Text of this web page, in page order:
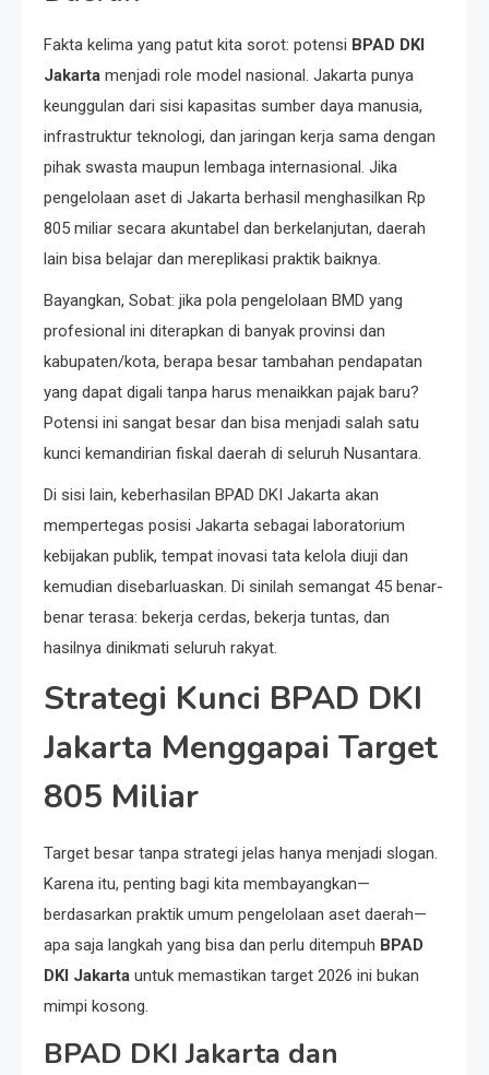
Fakta kelima yang patut kita sorot: potensi BPAD DKI
Jakarta menjadi role model nasional. Jakarta punya
keunggulan dari sisi kapasitas sumber daya manusia,
infrastruktur teknologi, dan jaringan kerja sama dengan
pihak swasta maupun lembaga internasional. Jika
pengelolaan aset di Jakarta berhasil menghasilkan Rp
805 miliar secara akuntabel dan berkelanjutan, daerah
lain bisa belajar dan mereplikasi praktik baiknya.
Bayangkan, Sobat: jika pola pengelolaan BMD yang
profesional ini diterapkan di banyak provinsi dan
kabupaten/kota, berapa besar tambahan pendapatan
yang dapat digali tanpa harus menaikkan pajak baru?
Potensi ini sangat besar dan bisa menjadi salah satu
kunci kemandirian fiskal daerah di seluruh Nusantara.
Di sisi lain, keberhasilan BPAD DKI Jakarta akan
mempertegas posisi Jakarta sebagai laboratorium
kebijakan publik, tempat inovasi tata kelola diuji dan
kemudian disebarluaskan. Di sinilah semangat 45 benar-
benar terasa: bekerja cerdas, bekerja tuntas, dan
hasilnya dinikmati seluruh rakyat.
Strategi Kunci BPAD DKI
Jakarta Menggapai Target
805 Miliar
Target besar tanpa strategi jelas hanya menjadi slogan.
Karena itu, penting bagi kita membayangkan—
berdasarkan praktik umum pengelolaan aset daerah—
apa saja langkah yang bisa dan perlu ditempuh BPAD
DKI Jakarta untuk memastikan target 2026 ini bukan
mimpi kosong.
BPAD DKI Jakarta dan